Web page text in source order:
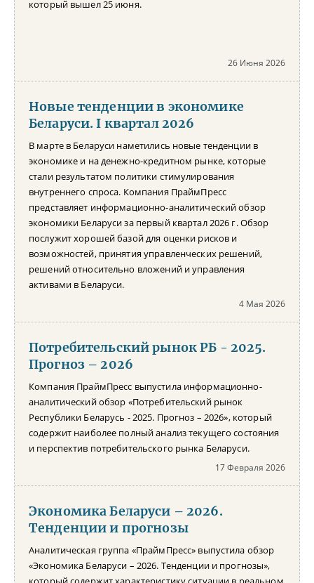
который вышел 25 июня.
26 Июня 2026
Новые тенденции в экономике
Беларуси. I квартал 2026
В марте в Беларуси наметились новые тенденции в
экономике и на денежно-кредитном рынке, которые
стали результатом политики стимулирования
внутреннего спроса. Компания ПраймПресс
представляет информационно-аналитический обзор
экономики Беларуси за первый квартал 2026 г. Обзор
послужит хорошей базой для оценки рисков и
возможностей, принятия управленческих решений,
решений относительно вложений и управления
активами в Беларуси.
4 Мая 2026
Потребительский рынок РБ - 2025.
Прогноз – 2026
Компания ПраймПресс выпустила информационно-
аналитический обзор «Потребительский рынок
Республики Беларусь - 2025. Прогноз – 2026», который
содержит наиболее полный анализ текущего состояния
и перспектив потребительского рынка Беларуси.
17 Февраля 2026
Экономика Беларуси – 2026.
Тенденции и прогнозы
Аналитическая группа «ПраймПресс» выпустила обзор
«Экономика Беларуси – 2026. Тенденции и прогнозы»,